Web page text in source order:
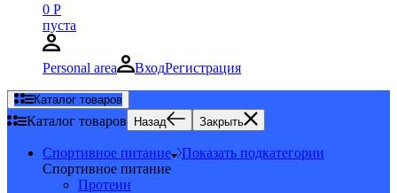
0 Р
пуста
Personal area ВходРегистрация
Каталог товаров
Каталог товаров Назад Закрыть
Спортивное питание
Показать подкатегории
Спортивное питание
Протеин